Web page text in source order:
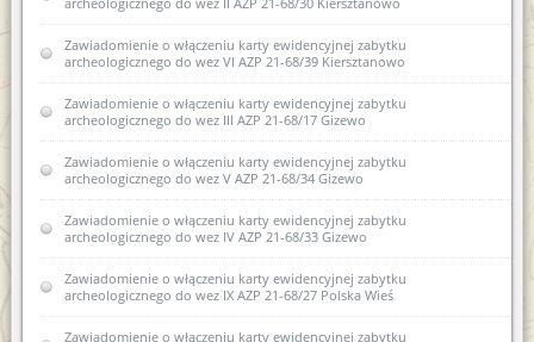
administracyjnego w sprawie wydania pozwolenia na
prowadzenie archeologicznych badań powierzchniowych na
trasie planowanej budowy obwodnicy miejscowości Gąski
Zawiadomienie o sporządzeniu nowej karty ewidencyjnej
zabytku archeologicznego lądowego i zamiarze włączenia jej do
wez XVI AZP 22-66/32 Biskupiec
Zawiadomienie o zamiarze włączenia do karty ewidencyjnej
zabytku archeologicznego lądowego do wojewódzkiej
ewidencji zabytków 12AZP 35-59/22 Sarnowo
Zawiadomienie o sporządzeniu nowej karty ewidencyjnej
zabytku archeologicznego III AZP23-62/22 Myki
Zawiadomienie o zamiarze włączenia do karty ewidencyjnej
zabytku archeologicznego lądowego do wojewódzkiej
ewidencji zabytków 10AZP 23-63/48 Rejczuchy Zalesie
Zawiadomienie o włączeniu karty ewidencyjnej zabytku
archeologicznego do wez VI AZP 21-68/39 Kiersztanowo
Zawiadomienie o włączeniu karty ewidencyjnej zabytku
archeologicznego do wez III AZP 21-68/17 Gizewo
Zawiadomienie o włączeniu karty ewidencyjnej zabytku
archeologicznego do wez V AZP 21-68/34 Gizewo
Zawiadomienie o włączeniu karty ewidencyjnej zabytku
archeologicznego do wez IV AZP 21-68/33 Gizewo
Zawiadomienie o włączeniu karty ewidencyjnej zabytku
archeologicznego do wez IX AZP 21-68/27 Polska Wieś
Zawiadomienie o włączeniu karty ewidencyjnej zabytku